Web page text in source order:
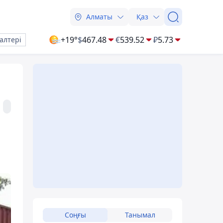
Алматы Қаз
+19°$467.48 €539.52 ₽5.73
Соңғы Танымал